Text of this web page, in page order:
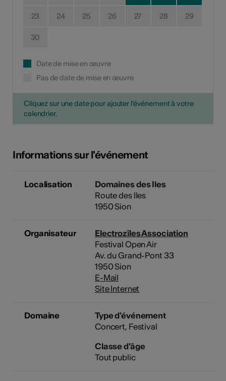
23 24 25 26 27 28 29
30
Date de mise en œuvre
Pas de date de mise en œuvre
Cliquez sur une date pour ajouter l'événement à votre
calendrier.
Informations sur l'événement
Localisation
Domaines des Iles
Route des Iles
1950 Sion
Organisateur
Electrozîles Association
Festival Open Air
Av. du Grand-Pont 33
1950 Sion
E-Mail
Site Internet
Domaine
Type d'événement
Concert Festival
Classe d'âge
Tout public